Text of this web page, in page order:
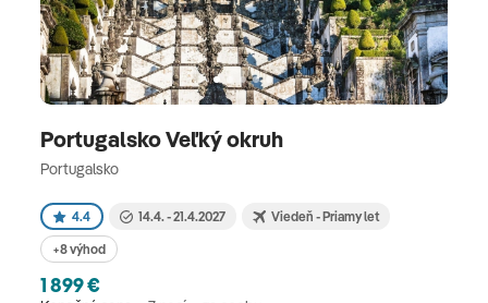
Portugalsko Veľký okruh
Portugalsko
4.4 14.4. - 21.4.2027 Viedeň - Priamy let
+8 výhod
1 899 €